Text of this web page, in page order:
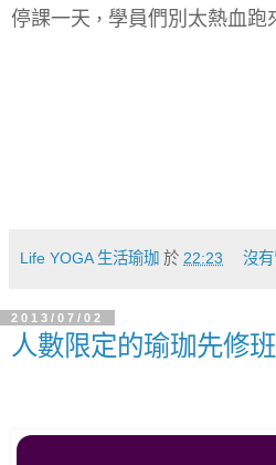
停課一天 ， 學員們別太熱血跑
Life YOGA 生活瑜珈 於 22:23 沒
2013/07/02
人數限定的瑜珈先修班